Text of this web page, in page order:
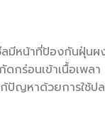
มีหน้าที่ป้องกันฝุ่น
ร่อนเข้าเนื้อเพล
ปัญหาด้วยการใช้